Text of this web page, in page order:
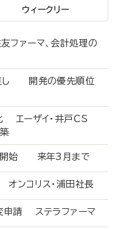
ウィークリー
ァーマ、会計処理の
直し 開発の優先順位
エーザイ・井戸CS
う開始 来年3月まで
ンコリス・浦田社長
申請 ステラファーマ